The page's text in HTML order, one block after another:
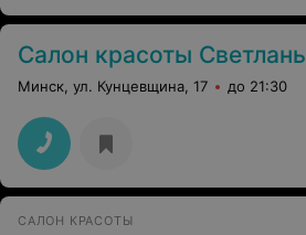
Салон красоты Светланы
Минск, ул. Кунцевщина, 17 до 21:30
САЛОН КРАСОТЫ